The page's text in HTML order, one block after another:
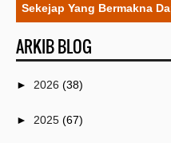
Sekejap Yang Bermakna
ARKIB BLOG
► 2026 (38)
► 2025 (67)